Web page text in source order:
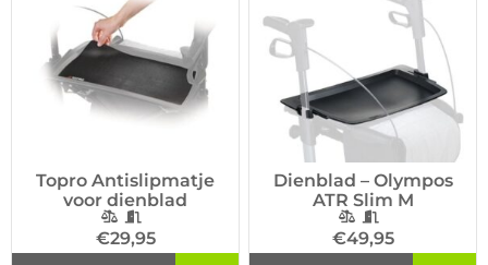
Topro Antislipmatje
voor dienblad
€29,95
Dienblad – Olympos
ATR Slim M
€49,95